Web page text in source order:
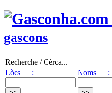
gascons
Recherche / Cèrca...
Lòcs :
Noms :